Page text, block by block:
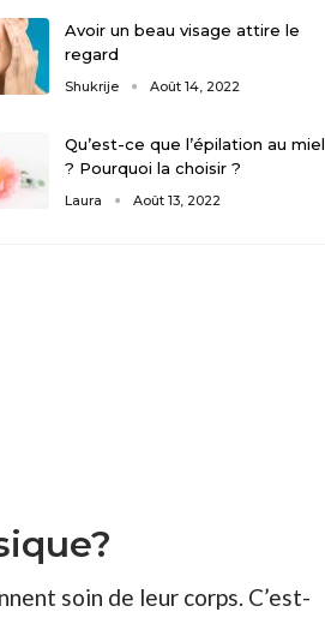
Avoir un beau visage attire le
regard
Shukrije Août 14, 2022
Qu’est-ce que l’épilation au miel
? Pourquoi la choisir ?
Laura Août 13, 2022
soin de leur corps. C’est-